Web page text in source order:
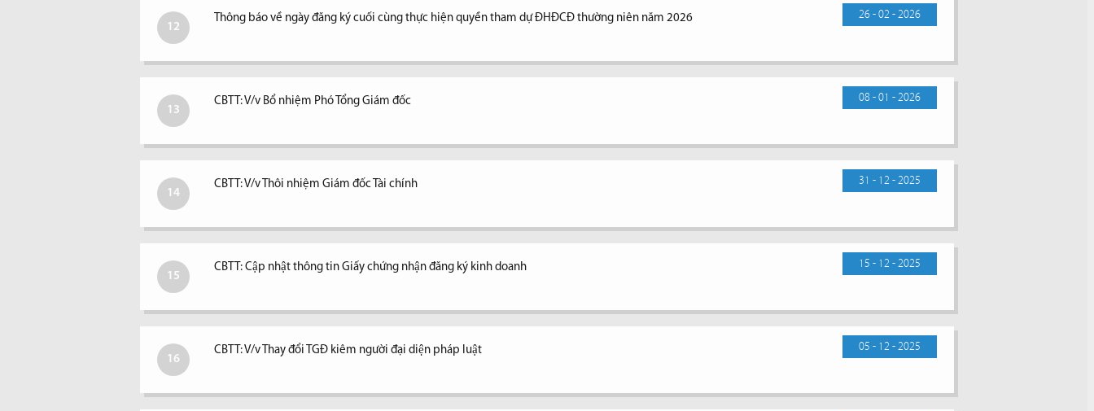
12
26 - 02 - 2026
Thông báo về ngày đăng ký cuối cùng thực hiện quyền tham dự ĐHĐCĐ thường niên năm 2026
13
08 - 01 - 2026
CBTT: V/v Bổ nhiệm Phó Tổng Giám đốc
14
31 - 12 - 2025
CBTT: V/v Thôi nhiệm Giám đốc Tài chính
15
15 - 12 - 2025
CBTT: Cập nhật thông tin Giấy chứng nhận đăng ký kinh doanh
16
05 - 12 - 2025
CBTT: V/v Thay đổi TGĐ kiêm người đại diện pháp luật